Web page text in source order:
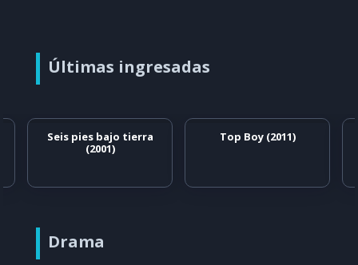
Últimas ingresadas
Seis pies bajo tierra
(2001)
Top Boy (2011)
Drama